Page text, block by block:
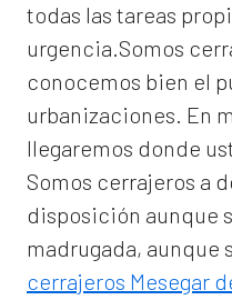
todas las tareas
urgencia.Somos
conocemos bien el
urbanizaciones. En
llegaremos donde
Somos cerrajeros a
disposición aunque
madrugada, aunque
cerrajeros Mesegar